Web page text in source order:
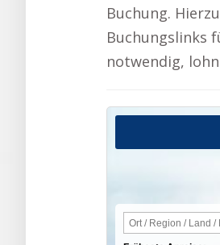
Buchung.
Buchungslinks
notwendig,